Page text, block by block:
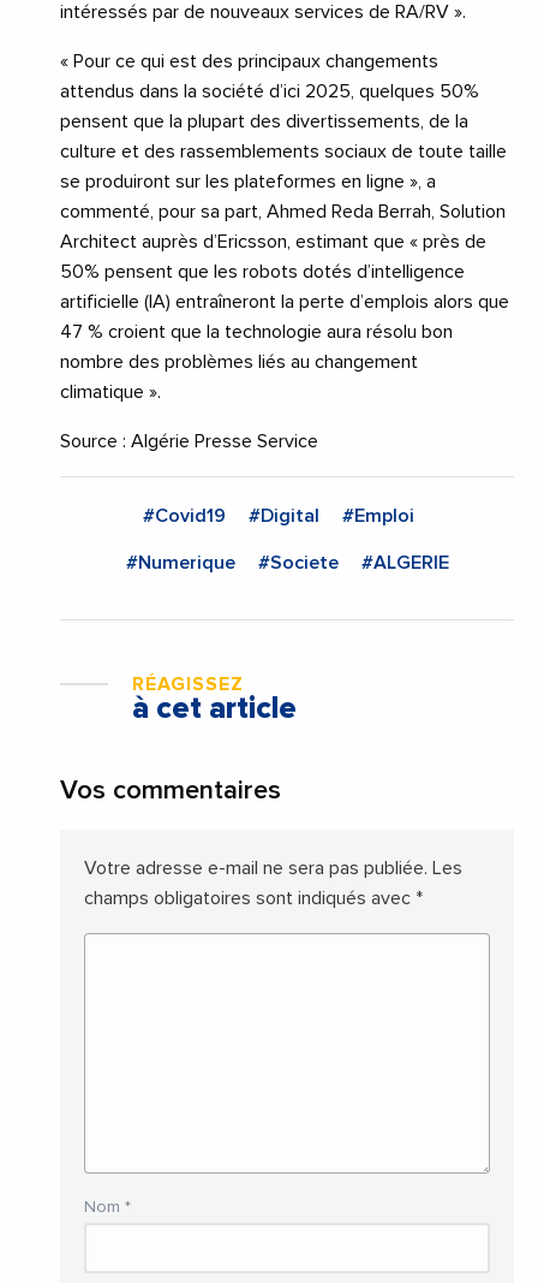
intéressés par de nouveaux services de RA/RV ».
« Pour ce qui est des principaux changements
attendus dans la société d’ici 2025, quelques 50%
pensent que la plupart des divertissements, de la
culture et des rassemblements sociaux de toute taille
se produiront sur les plateformes en ligne », a
commenté, pour sa part, Ahmed Reda Berrah, Solution
Architect auprès d’Ericsson, estimant que « près de
50% pensent que les robots dotés d’intelligence
artificielle (IA) entraîneront la perte d’emplois alors que
47 % croient que la technologie aura résolu bon
nombre des problèmes liés au changement
climatique ».
Source : Algérie Presse Service
#Covid19 #Digital #Emploi
#Numerique #Societe #ALGERIE
RÉAGISSEZ
à cet article
Vos commentaires
Votre adresse e-mail ne sera pas publiée. Les
champs obligatoires sont indiqués avec *
Nom *